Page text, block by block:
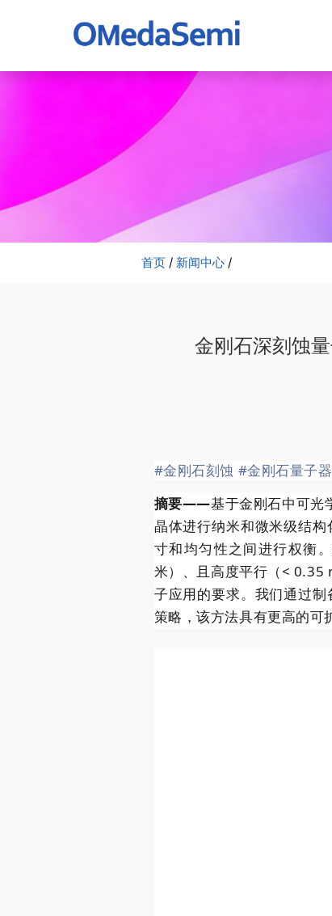
首页/ 新闻中心/
金刚石深刻蚀
#金刚石刻蚀 #金刚石量子
摘要——基于金刚石中可光
晶体进行纳米和微米级结
寸和均匀性之间进行权衡
米）、且高度平行（< 0.35
子应用的要求。我们通过
策略，该方法具有更高的可